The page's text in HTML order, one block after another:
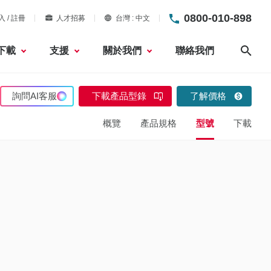
/ 註冊 人才招募 台灣 中文 0800-010-898
載 支援 關於我們 聯絡我們
詢問AI客服 下載產品型錄 了解價格
概覽 產品規格 型號 下載